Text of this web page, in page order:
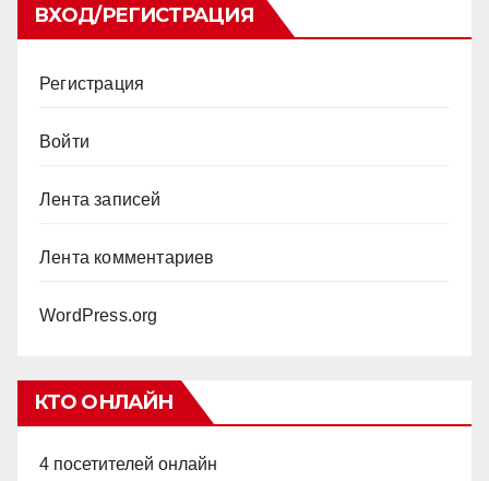
ВХОД/РЕГИСТРАЦИЯ
Регистрация
Войти
Лента записей
Лента комментариев
WordPress.org
КТО ОНЛАЙН
4 посетителей онлайн